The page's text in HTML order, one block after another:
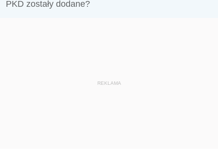
PKD zostały dodane?
REKLAMA